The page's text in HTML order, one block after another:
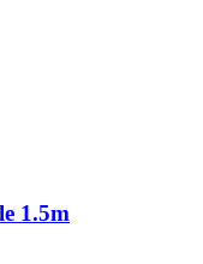
1.5m